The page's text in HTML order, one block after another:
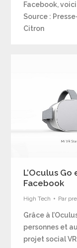
Facebook,
Source :
Citron
L’Oculus
Facebook
High Tech Par
Grâce à
personnes et
projet social